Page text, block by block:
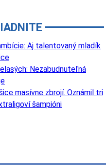
Aj talentovaný mladík
Nezabudnuteľná
masívne zbrojí. Oznámil tri
šampióni